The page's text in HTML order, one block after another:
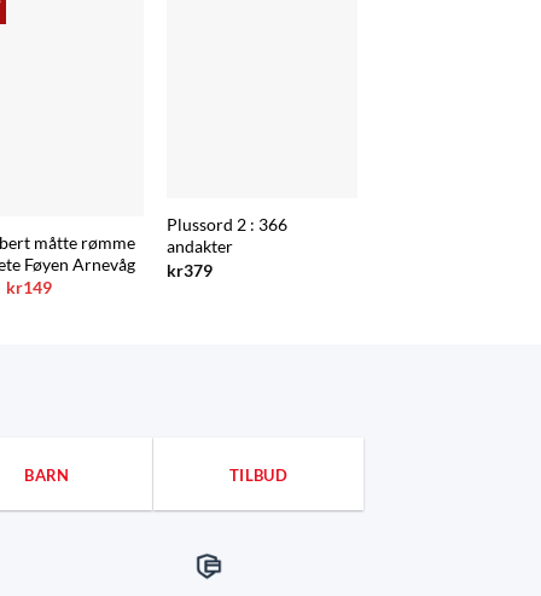
måtte rømme
Føyen Arnevåg
Opprinnelig
kr149Nåværende
Plussord 2 : 366
andakter
kr379
BARN TILBUD